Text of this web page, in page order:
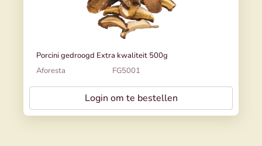
Porcini gedroogd Extra kwaliteit 500g
Aforesta
FG5001
Login om te bestellen